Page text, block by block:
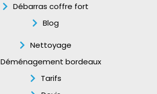
Débarras coffre fort
Blog
Nettoyage
Déménagement bordeaux
Tarifs